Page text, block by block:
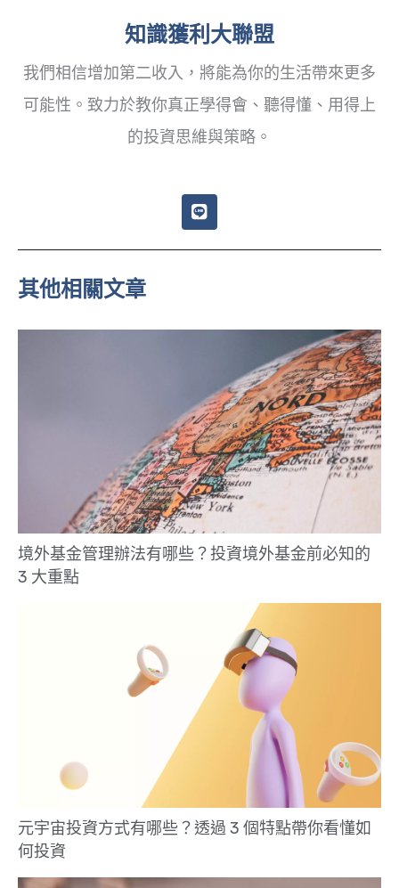
知識獲利大聯盟
我們相信增加第二收入，將能為你的生活帶來更多
可能性。致力於教你真正學得會、聽得懂、用得上
的投資思維與策略。
L
i
e
其他相關文章
境外基金管理辦法有哪些？投資境外基金前必知的
3 大重點
元宇宙投資方式有哪些？透過 3 個特點帶你看懂如
何投資